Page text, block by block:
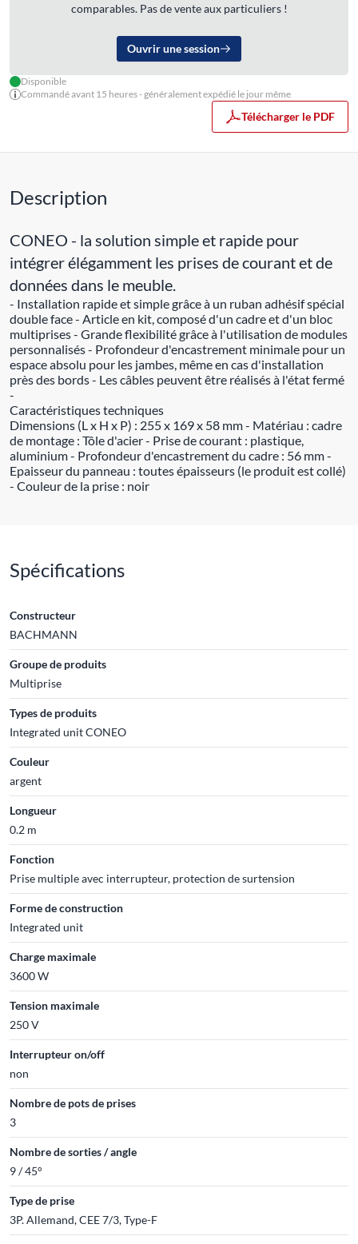
comparables. Pas de vente aux particuliers !
Ouvrir une session
Disponible
Commandé avant 15 heures - généralement expédié le jour même
Télécharger le PDF
Description
CONEO - la solution simple et rapide pour
intégrer élégamment les prises de courant et de
données dans le meuble.
- Installation rapide et simple grâce à un ruban adhésif spécial
double face - Article en kit, composé d'un cadre et d'un bloc
multiprises - Grande flexibilité grâce à l'utilisation de modules
personnalisés - Profondeur d'encastrement minimale pour un
espace absolu pour les jambes, même en cas d'installation
près des bords - Les câbles peuvent être réalisés à l'état fermé
-
Caractéristiques techniques
Dimensions (L x H x P) : 255 x 169 x 58 mm - Matériau : cadre
de montage : Tôle d'acier - Prise de courant : plastique,
aluminium - Profondeur d'encastrement du cadre : 56 mm -
Epaisseur du panneau : toutes épaisseurs (le produit est collé)
- Couleur de la prise : noir
Spécifications
Constructeur
BACHMANN
Groupe de produits
Multiprise
Types de produits
Integrated unit CONEO
Couleur
argent
Longueur
0.2 m
Fonction
Prise multiple avec interrupteur, protection de surtension
Forme de construction
Integrated unit
Charge maximale
3600 W
Tension maximale
250 V
Interrupteur on/off
non
Nombre de pots de prises
3
Nombre de sorties / angle
9 / 45°
Type de prise
3P. Allemand, CEE 7/3, Type-F